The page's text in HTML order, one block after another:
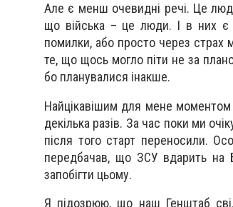
Але є менш очевидні речі. Це
що війська – це люди. І в них є
помилки, або просто через страх
те, що щось могло піти не за
бо планувалися інакше.
Найцікавішим для мене моментом
декілька разів. За час поки ми
після того старт переносили.
передбачав, що ЗСУ вдарить на
запобігти цьому.
Я підозрюю, що наш Генштаб